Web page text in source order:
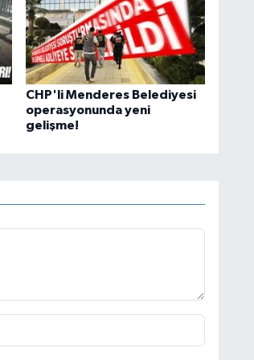
CHP'li Menderes Belediyesi
operasyonunda yeni
gelişme!